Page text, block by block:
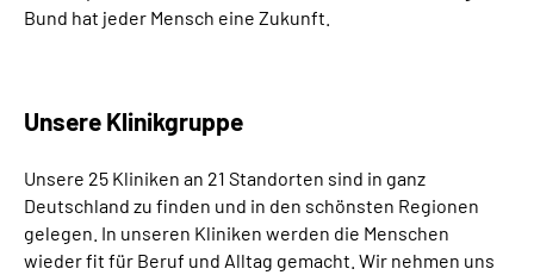
Bund hat jeder Mensch eine Zukunft.
Unsere Klinikgruppe
Unsere 25 Kliniken an 21 Standorten sind in ganz
Deutschland zu finden und in den schönsten Regionen
gelegen. In unseren Kliniken werden die Menschen
wieder fit für Beruf und Alltag gemacht. Wir nehmen uns